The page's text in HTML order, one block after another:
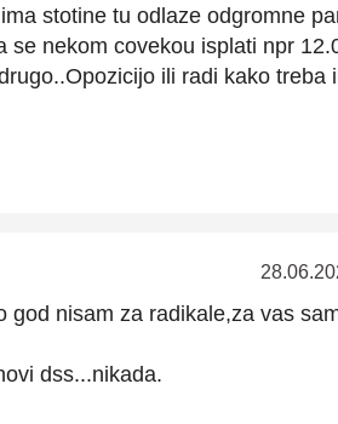
stotine tu odlaze odgromne
nekom covekou isplati npr
ili radi kako treba
god nisam za radikale,za vas
dss...nikada.